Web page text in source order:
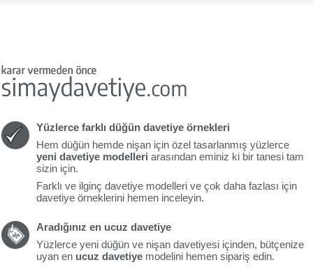
Yüzlerce farklı düğün davetiye örnekleri
Hem düğün hemde nişan için özel tasarlanmış yüzlerce
yeni davetiye modelleri arasından eminiz ki bir tanesi tam
sizin için.
Farklı ve ilginç davetiye modelleri ve çok daha fazlası için
davetiye örneklerini hemen inceleyin.
Aradığınız en ucuz davetiye
Yüzlerce yeni düğün ve nişan davetiyesi içinden, bütçenize
uyan en ucuz davetiye modelini hemen sipariş edin.